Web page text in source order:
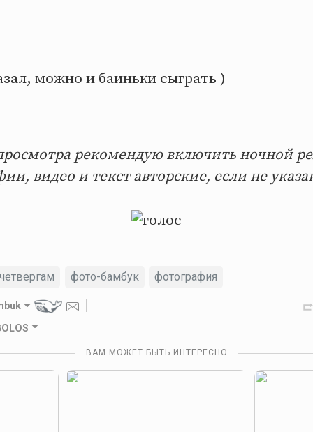
можно и баиньки сыграть )
рекомендую включить ночной
видео и текст авторские, если не
фото-бамбук фотография
ВАМ МОЖЕТ БЫТЬ ИНТЕРЕСНО